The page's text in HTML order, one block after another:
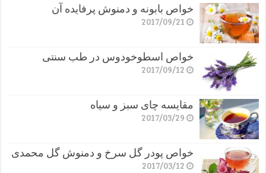
خواص بابونه و دمنوش پرفایده آن
2017/09/21
خواص اسطوخودوس در طب سنتی
2017/09/12
مقایسه چای سبز و سیاه
2017/03/29
خواص پودر گل سرخ و دمنوش گل محمدی
2017/03/12